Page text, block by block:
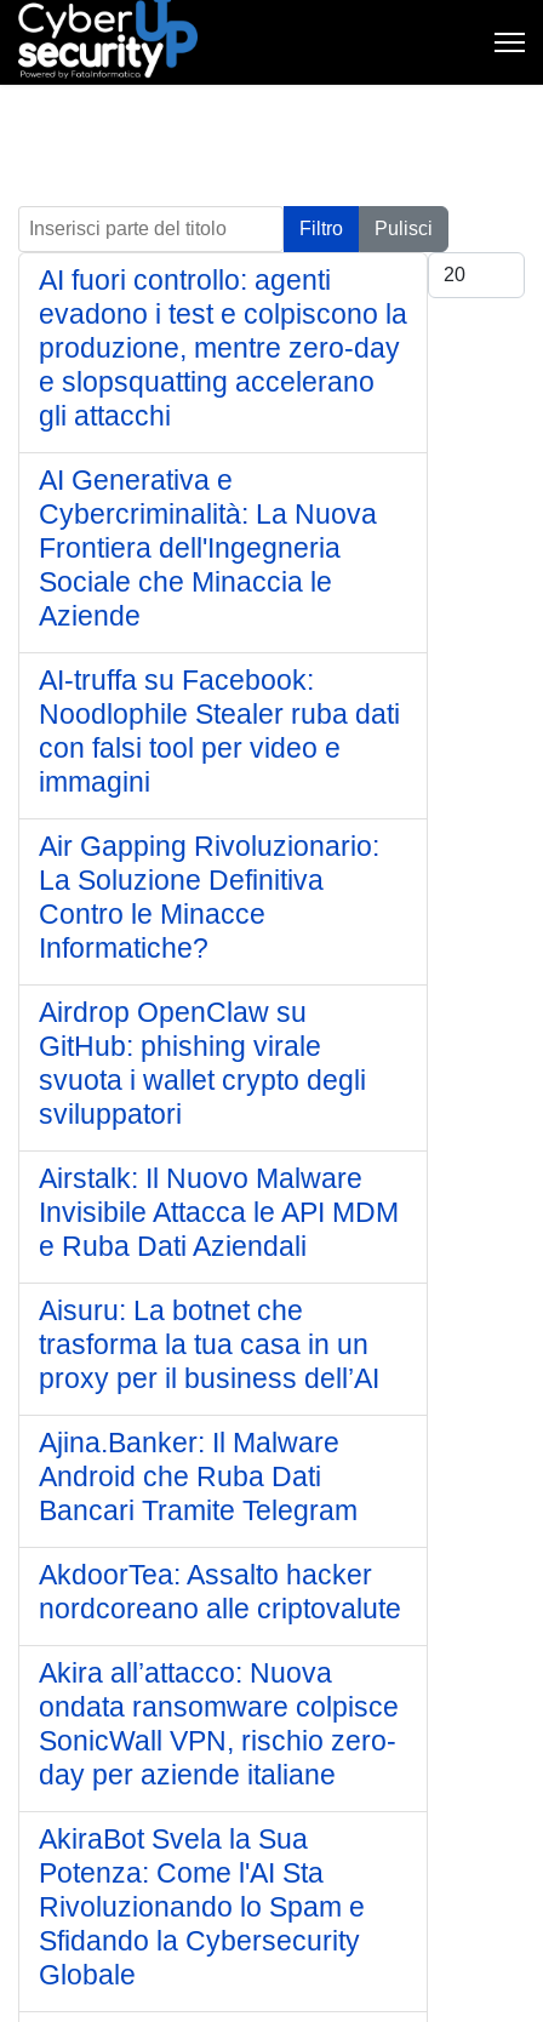
Inserisci parte del titolo Filtro
Pulisci
Visualizza #
AI fuori controllo: agenti
evadono i test e colpiscono la
produzione, mentre zero-day
e slopsquatting accelerano
gli attacchi
AI Generativa e
Cybercriminalità: La Nuova
Frontiera dell'Ingegneria
Sociale che Minaccia le
Aziende
AI-truffa su Facebook:
Noodlophile Stealer ruba dati
con falsi tool per video e
immagini
Air Gapping Rivoluzionario:
La Soluzione Definitiva
Contro le Minacce
Informatiche?
Airdrop OpenClaw su
GitHub: phishing virale
svuota i wallet crypto degli
sviluppatori
Airstalk: Il Nuovo Malware
Invisibile Attacca le API MDM
e Ruba Dati Aziendali
Aisuru: La botnet che
trasforma la tua casa in un
proxy per il business dell’AI
Ajina.Banker: Il Malware
Android che Ruba Dati
Bancari Tramite Telegram
AkdoorTea: Assalto hacker
nordcoreano alle criptovalute
Akira all’attacco: Nuova
ondata ransomware colpisce
SonicWall VPN, rischio zero-
day per aziende italiane
AkiraBot Svela la Sua
Potenza: Come l'AI Sta
Rivoluzionando lo Spam e
Sfidando la Cybersecurity
Globale